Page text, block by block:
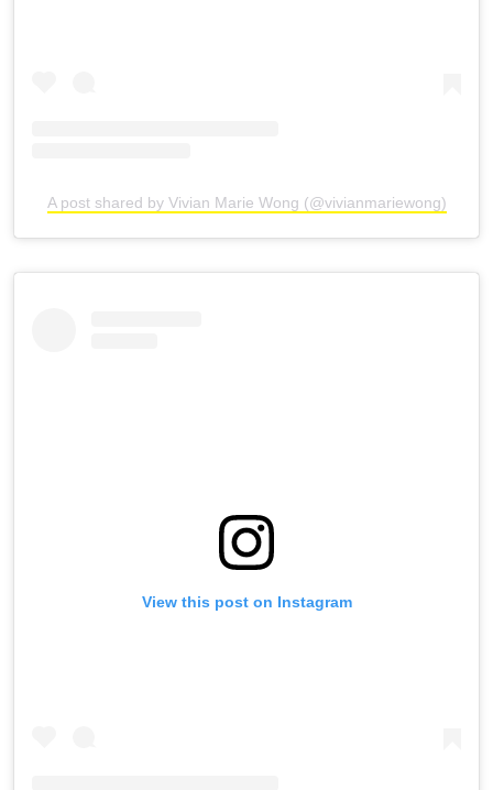
A post shared by Vivian Marie Wong (@vivianmariewong)
View this post on Instagram